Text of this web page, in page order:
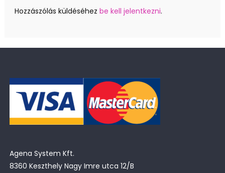
Hozzászólás küldéséhez be kell jelentkezni.
Agena System Kft.
8360 Keszthely Nagy Imre utca 12/B